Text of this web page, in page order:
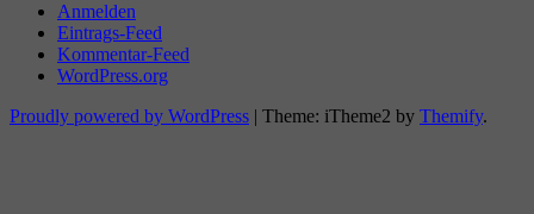
Anmelden
Eintrags-Feed
Kommentar-Feed
WordPress.org
Proudly powered by WordPress | Theme: iTheme2 by Themify.